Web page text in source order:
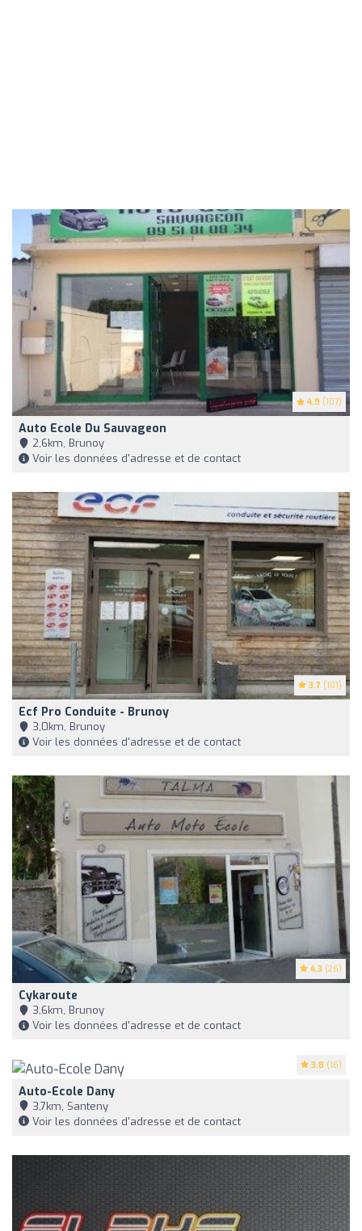
4.9 (107)
Auto Ecole Du Sauvageon
2,6km, Brunoy
Voir les données d'adresse et de contact
3.7 (101)
Ecf Pro Conduite - Brunoy
3,0km, Brunoy
Voir les données d'adresse et de contact
4.3 (26)
Cykaroute
3,6km, Brunoy
Voir les données d'adresse et de contact
3.8 (16)
Auto-Ecole Dany
3,7km, Santeny
Voir les données d'adresse et de contact